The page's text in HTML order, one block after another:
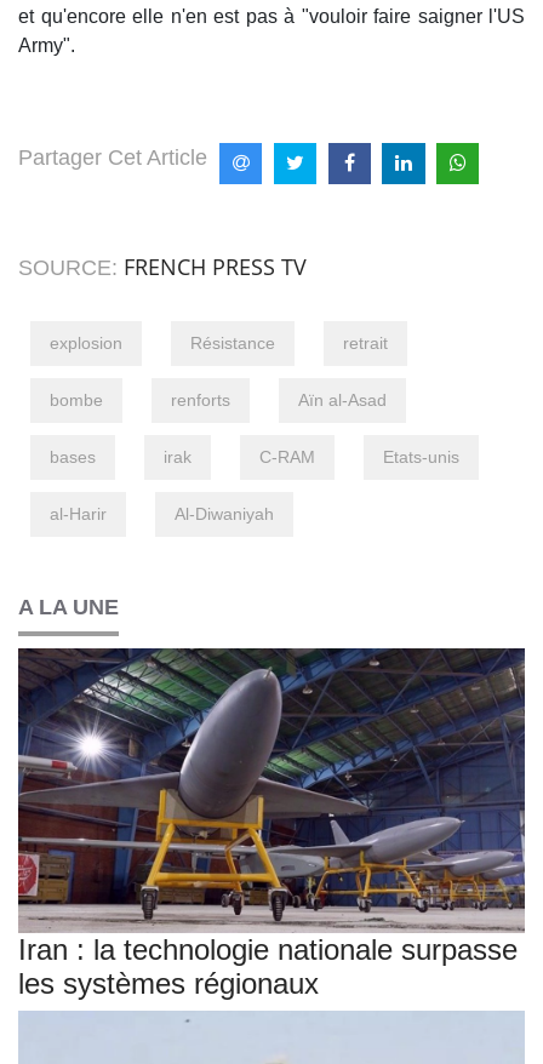
et qu'encore elle n'en est pas à "vouloir faire saigner l'US
Army".
Partager Cet Article
SOURCE: FRENCH PRESS TV
explosion Résistance retrait
bombe renforts Aïn al-Asad
bases irak C-RAM Etats-unis
al-Harir Al-Diwaniyah
A LA UNE
Iran : la technologie nationale surpasse
les systèmes régionaux